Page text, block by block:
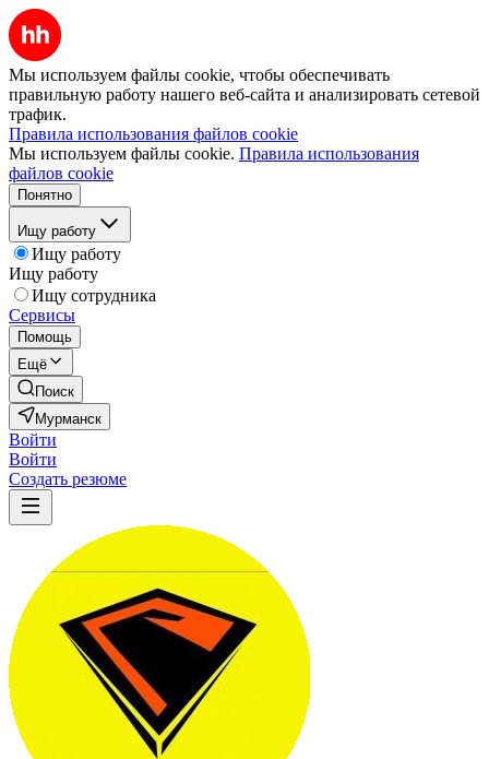
Мы используем файлы cookie, чтобы обеспечивать
правильную работу нашего веб-сайта и анализировать сетевой
трафик.
Правила использования файлов cookie
Мы используем файлы cookie. Правила использования
файлов cookie
Понятно
Ищу работу
Ищу работу
Ищу работу
Ищу сотрудника
Сервисы
Помощь
Ещё
Поиск
Мурманск
Войти
Войти
Создать резюме